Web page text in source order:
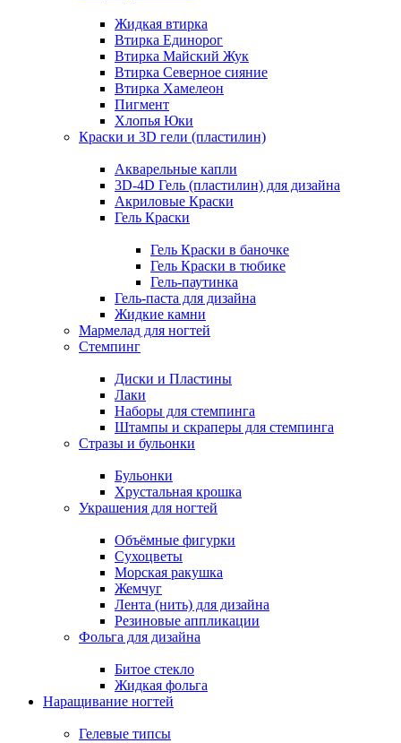
Жидкая втирка
Втирка Единорог
Втирка Майский Жук
Втирка Северное сияние
Втирка Хамелеон
Пигмент
Хлопья Юки
Краски и 3D гели (пластилин)
Акварельные капли
3D-4D Гель (пластилин) для дизайна
Акриловые Краски
Гель Краски
Гель Краски в баночке
Гель Краски в тюбике
Гель-паутинка
Гель-паста для дизайна
Жидкие камни
Мармелад для ногтей
Стемпинг
Диски и Пластины
Лаки
Наборы для стемпинга
Штампы и скраперы для стемпинга
Стразы и бульонки
Бульонки
Хрустальная крошка
Украшения для ногтей
Объёмные фигурки
Сухоцветы
Морская ракушка
Жемчуг
Лента (нить) для дизайна
Резиновые аппликации
Фольга для дизайна
Битое стекло
Жидкая фольга
Наращивание ногтей
Гелевые типсы